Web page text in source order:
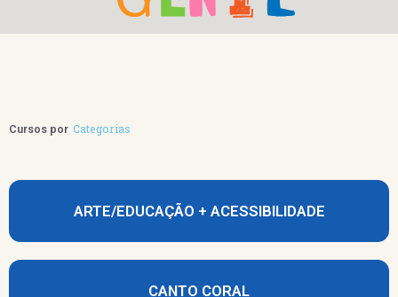
Cursos por Categorias
ARTE/EDUCAÇÃO + ACESSIBILIDADE
CANTO CORAL